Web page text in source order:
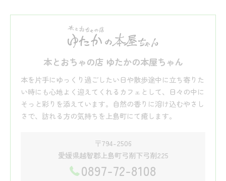
本とおちゃの店 ゆたかの本屋ちゃん
本を片手にゆっくり過ごしたい日や散歩途中に立ち寄りた
い時にも心地よく迎えてくれるカフェとして、日々の中に
そっと彩りを添えています。自然の香りに溶け込むやさし
さで、訪れる方の気持ちを上島町にて癒します。
〒794-2506
愛媛県越智郡上島町弓削下弓削225
0897-72-8108